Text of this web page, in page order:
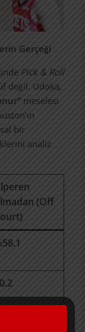
Gerçeği
Pick & Roll
değil. Udoka,
meselesi
bir
analiz
(Off